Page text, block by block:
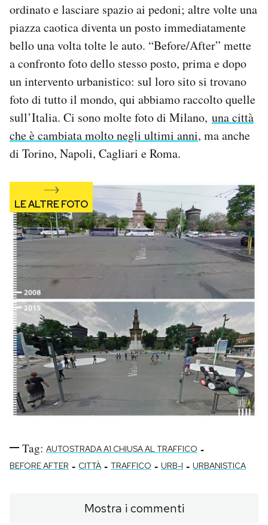
ordinato e lasciare spazio ai pedoni; altre volte una
piazza caotica diventa un posto immediatamente
bello una volta tolte le auto. “Before/After” mette
a confronto foto dello stesso posto, prima e dopo
un intervento urbanistico: sul loro sito si trovano
foto di tutto il mondo, qui abbiamo raccolto quelle
sull’Italia. Ci sono molte foto di Milano, una città
che è cambiata molto negli ultimi anni, ma anche
di Torino, Napoli, Cagliari e Roma.
Tag: AUTOSTRADA A1 CHIUSA AL TRAFFICO -
BEFORE AFTER - CITTÀ - TRAFFICO - URB-I - URBANISTICA
Mostra i commenti